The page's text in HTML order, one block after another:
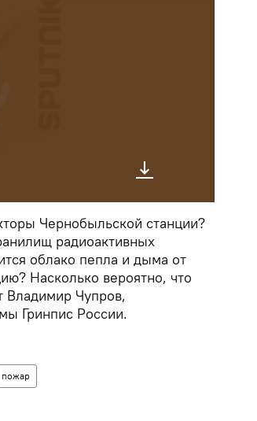
Чернобыльской станции?
радиоактивных
облако пепла и дыма от
Насколько вероятно, что
Владимир Чупров,
Гринпис России.
пожар